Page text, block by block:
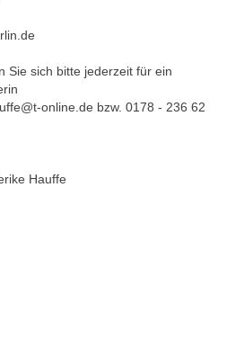
Sie sich bitte jederzeit für ein
online.de bzw. 0178 - 236 62
Hauffe